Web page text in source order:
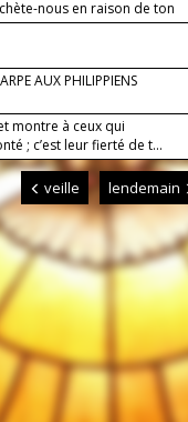
nous en raison de ton
AUX PHILIPPIENS
montre à ceux qui
; c’est leur fierté de t...
veille lendemain